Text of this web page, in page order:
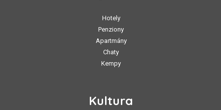
Hotely
Penziony
Apartmány
Chaty
Kempy
Kultura